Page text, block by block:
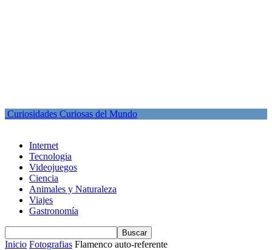
Curiosidades Curiosas del Mundo
Internet
Tecnologia
Videojuegos
Ciencia
Animales y Naturaleza
Viajes
Gastronomía
Inicio Fotografias Flamenco auto-referente